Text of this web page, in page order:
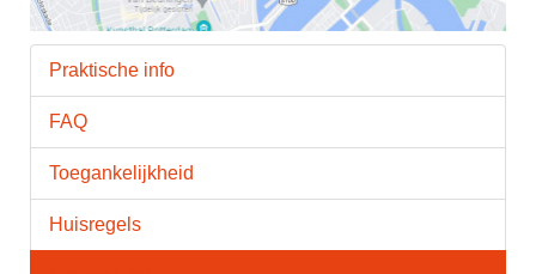
Praktische info
FAQ
Toegankelijkheid
Huisregels